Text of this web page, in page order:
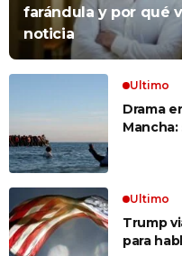
farándula y por qué
noticia
Ultimo
Drama
Ultimo
Trump
para